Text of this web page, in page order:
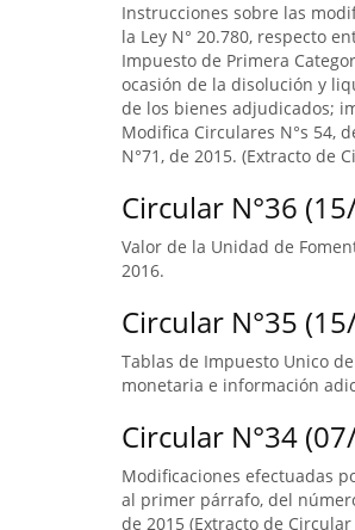
Instrucciones sobre las
la Ley N° 20.780, respecto
Impuesto de Primera
ocasión de la disolución y
de los bienes adjudicados;
Modifica Circulares N°s 54,
N°71, de 2015. (Extracto de
Circular N°36
Valor de la Unidad de
2016.
Circular N°35
Tablas de Impuesto Unico
monetaria e información
Circular N°34
Modificaciones efectuadas
al primer párrafo, del
de 2015 (Extracto de